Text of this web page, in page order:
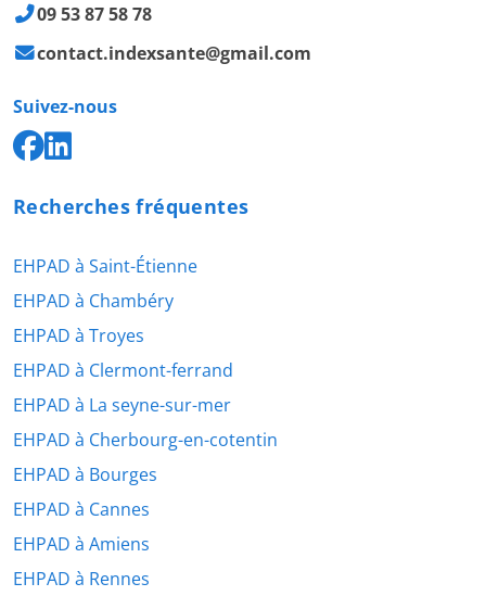
09 53 87 58 78
contact.indexsante@gmail.com
Suivez-nous
Recherches fréquentes
EHPAD à Saint-Étienne
EHPAD à Chambéry
EHPAD à Troyes
EHPAD à Clermont-ferrand
EHPAD à La seyne-sur-mer
EHPAD à Cherbourg-en-cotentin
EHPAD à Bourges
EHPAD à Cannes
EHPAD à Amiens
EHPAD à Rennes